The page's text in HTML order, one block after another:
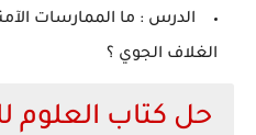
الدرس : ما الممارسات
الغلاف الجوي ؟
حل كتاب